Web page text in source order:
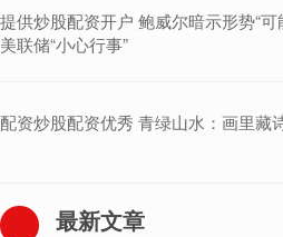
提供炒股配资开户 鲍威尔暗示形势“可
美联储“小心行事”
配资炒股配资优秀 青绿山水：画里藏
最新文章